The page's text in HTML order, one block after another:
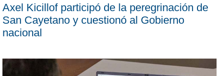
Axel Kicillof participó de la peregrinación de
San Cayetano y cuestionó al Gobierno
nacional